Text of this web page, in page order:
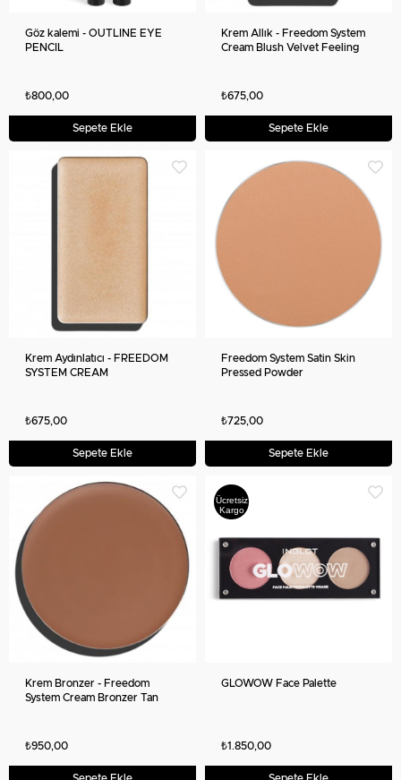
Göz kalemi - OUTLINE EYE
PENCIL
₺800,00
Sepete Ekle
Krem Allık - Freedom System
Cream Blush Velvet Feeling
₺675,00
Sepete Ekle
Krem Aydınlatıcı - FREEDOM
SYSTEM CREAM
₺675,00
Sepete Ekle
Freedom System Satin Skin
Pressed Powder
₺725,00
Sepete Ekle
Krem Bronzer - Freedom
System Cream Bronzer Tan
₺950,00
Ücretsiz
Kargo
GLOWOW Face Palette
₺1.850,00